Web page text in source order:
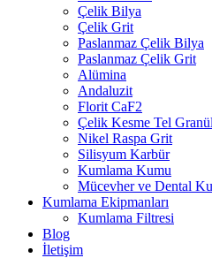
Çelik Bilya
Çelik Grit
Paslanmaz Çelik Bilya
Paslanmaz Çelik Grit
Alümina
Andaluzit
Florit CaF2
Çelik Kesme Tel Granül
Nikel Raspa Grit
Silisyum Karbür
Kumlama Kumu
Mücevher ve Dental
Kumlama Ekipmanları
Kumlama Filtresi
Blog
İletişim